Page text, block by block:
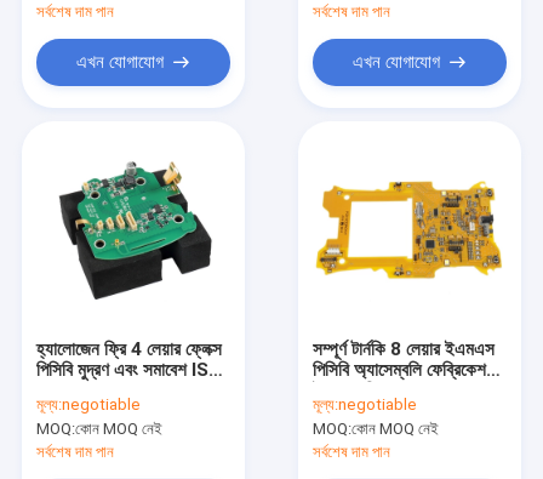
সর্বশেষ দাম পান
এখন যোগাযোগ
সর্বশেষ দাম পান
এখন যোগাযোগ
হ্যালোজেন ফ্রি 4 লেয়ার ফ্লেক্স
পিসিবি মুদ্রণ এবং সমাবেশ ISO
মূল্য:negotiable
MOQ:কোন MOQ নেই
সর্বশেষ দাম পান
সম্পূর্ণ টার্নকি 8 লেয়ার ইএমএস
পিসিবি অ্যাসেম্বলি ফেব্রিকেশন
মূল্য:negotiable
MOQ:কোন MOQ নেই
সর্বশেষ দাম পান